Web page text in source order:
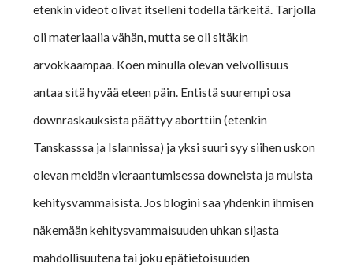
etenkin videot olivat itselleni todella tärkeitä. Tarjolla
oli materiaalia vähän, mutta se oli sitäkin
arvokkaampaa. Koen minulla olevan velvollisuus
antaa sitä hyvää eteen päin. Entistä suurempi osa
downraskauksista päättyy aborttiin (etenkin
Tanskasssa ja Islannissa) ja yksi suuri syy siihen uskon
olevan meidän vieraantumisessa downeista ja muista
kehitysvammaisista. Jos blogini saa yhdenkin ihmisen
näkemään kehitysvammaisuuden uhkan sijasta
mahdollisuutena tai joku epätietoisuuden